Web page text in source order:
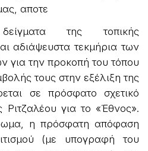
αποτε
της τοπικής
αδιάψευστα τεκμήρια των
την προκοπή του τόπου
τους στην εξέλιξη της
σε πρόσφατο σχετικό
για το «Έθνος».
η πρόσφατη απόφαση
(με υπογραφή του